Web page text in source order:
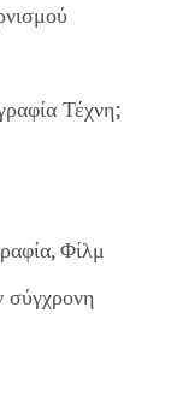
Τέχνη;
Φίλμ
σύγχρονη